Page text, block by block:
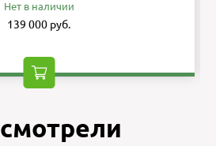
Нет в наличии
139 000 руб.